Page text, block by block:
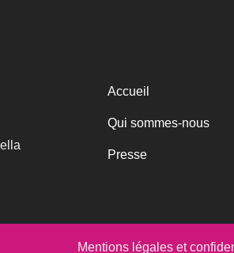
Accueil
Qui sommes-nous
Presse
Mentions légales et